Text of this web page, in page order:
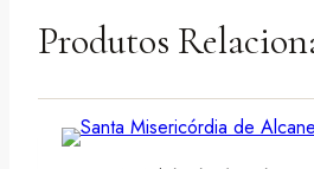
Produtos